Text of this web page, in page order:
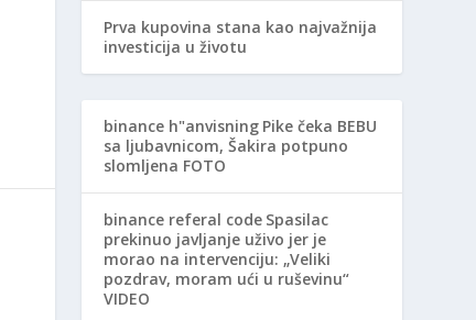
Prva kupovina stana kao najvažnija
investicija u životu
binance h"anvisning Pike čeka BEBU
sa ljubavnicom, Šakira potpuno
slomljena FOTO
binance referal code Spasilac
prekinuo javljanje uživo jer je
morao na intervenciju: „Veliki
pozdrav, moram ući u ruševinu“
VIDEO